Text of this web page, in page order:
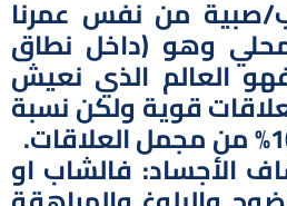
صبية من نفس عمرنا
وهو (داخل نطاق
العالم الذي نعيش
قوية ولكن نسبة
الأجساد: فالشاب او